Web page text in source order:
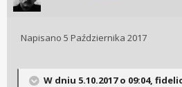
Napisano 5 Października 2017
W dniu 5.10.2017 o 09:04,